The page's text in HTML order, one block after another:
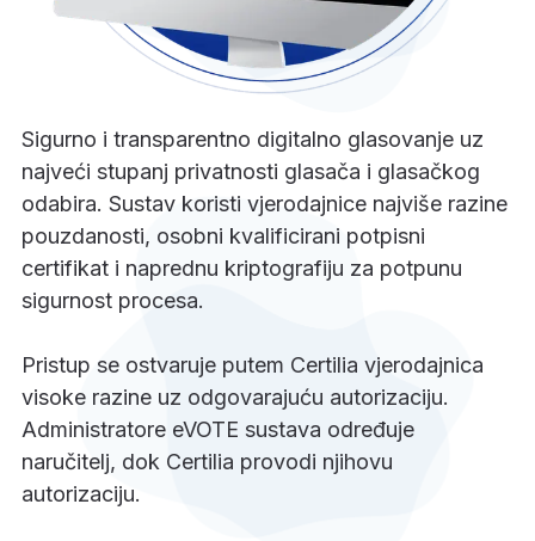
Sigurno i transparentno digitalno glasovanje uz
najveći stupanj privatnosti glasača i glasačkog
odabira. Sustav koristi vjerodajnice najviše razine
pouzdanosti, osobni kvalificirani potpisni
certifikat i naprednu kriptografiju za potpunu
sigurnost procesa.
Pristup se ostvaruje putem Certilia vjerodajnica
visoke razine uz odgovarajuću autorizaciju.
Administratore eVOTE sustava određuje
naručitelj, dok Certilia provodi njihovu
autorizaciju.